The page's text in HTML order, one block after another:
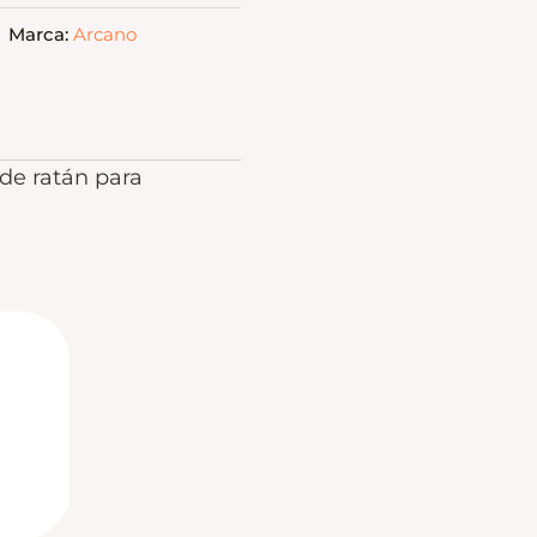
Marca: Arcano
ratán para